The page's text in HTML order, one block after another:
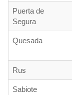
Puerta de
Segura
Quesada
Rus
Sabiote